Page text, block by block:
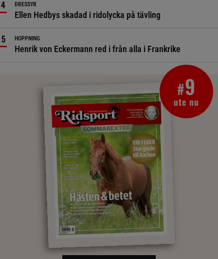
DRESSYR
Ellen Hedbys skadad i ridolycka på tävling
HOPPNING
Henrik von Eckermann red i från alla i Frankrike
#9
ute nu